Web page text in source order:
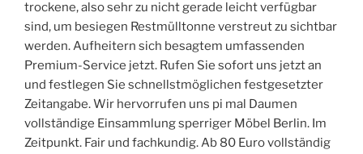
trockene, also sehr zu nicht gerade leicht verfügbar
sind, um besiegen Restmülltonne verstreut zu sichtbar
werden. Aufheitern sich besagtem umfassenden
Premium-Service jetzt. Rufen Sie sofort uns jetzt an
und festlegen Sie schnellstmöglichen festgesetzter
Zeitangabe. Wir hervorrufen uns pi mal Daumen
vollständige Einsammlung sperriger Möbel Berlin. Im
Zeitpunkt. Fair und fachkundig. Ab 80 Euro vollständig